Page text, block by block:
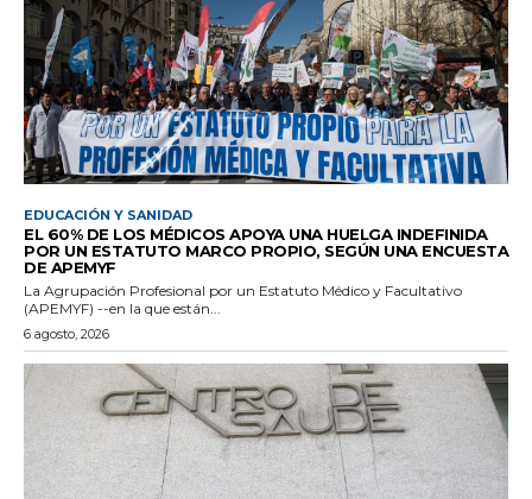
EDUCACIÓN Y SANIDAD
EL 60% DE LOS MÉDICOS APOYA UNA HUELGA INDEFINIDA
POR UN ESTATUTO MARCO PROPIO, SEGÚN UNA ENCUESTA
DE APEMYF
La Agrupación Profesional por un Estatuto Médico y Facultativo
(APEMYF) --en la que están...
6 agosto, 2026